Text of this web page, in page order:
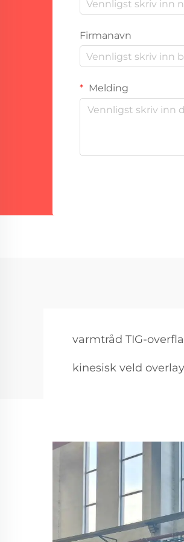
Firmanavn
Melding
varmtråd TIG-
kinesisk veld